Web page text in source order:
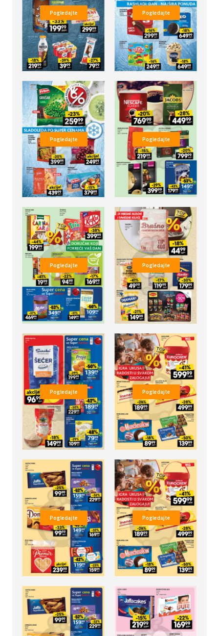
Pogledajte Pogledajte
Pogledajte Pogledajte
Pogledajte Pogledajte
Pogledajte Pogledajte
Pogledajte Pogledajte